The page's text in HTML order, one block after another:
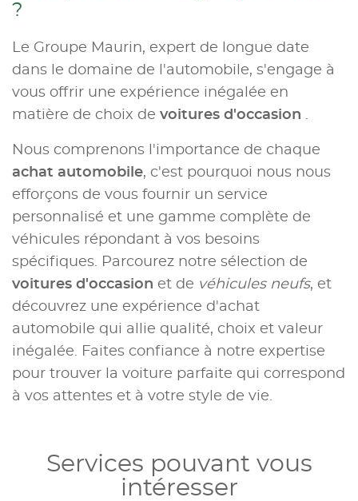
?
Le Groupe Maurin, expert de longue date
dans le domaine de l'automobile, s'engage à
vous offrir une expérience inégalée en
matière de choix de voitures d'occasion .
Nous comprenons l'importance de chaque
achat automobile, c'est pourquoi nous nous
efforçons de vous fournir un service
personnalisé et une gamme complète de
véhicules répondant à vos besoins
spécifiques. Parcourez notre sélection de
voitures d'occasion et de véhicules neufs, et
découvrez une expérience d'achat
automobile qui allie qualité, choix et valeur
inégalée. Faites confiance à notre expertise
pour trouver la voiture parfaite qui correspond
à vos attentes et à votre style de vie.
Services pouvant vous
intéresser